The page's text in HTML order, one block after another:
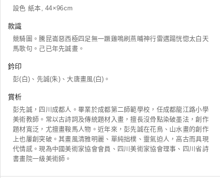
設色 紙本, 44×96cm
款識
競騎圖。騰昆崙惡西極四足無一蹶雞鳴刷燕晡神行雷邁踼恍惚太白天
馬歌句。己已年先誠畫。
鈐印
彭(白)、先誠(朱)、大唐畫風(白)。
賞析
彭先誠，四川成都人。畢業於成都第二師範學校，任成都龍江路小學
美術教師。常以古詩詞及傳統題材入畫，擅長沒骨點染破墨法，創作
題材寬泛，尤擅畫鞍馬人物。近年來，彭先誠在花鳥、山水畫的創作
上也屢創突破。其畫風清雅明麗、單純拙樸、靈氣迫人，高古而具現
代情感。現為中國美術家協會會員、四川美術家協會理事、四川省詩
書畫院一級美術師。